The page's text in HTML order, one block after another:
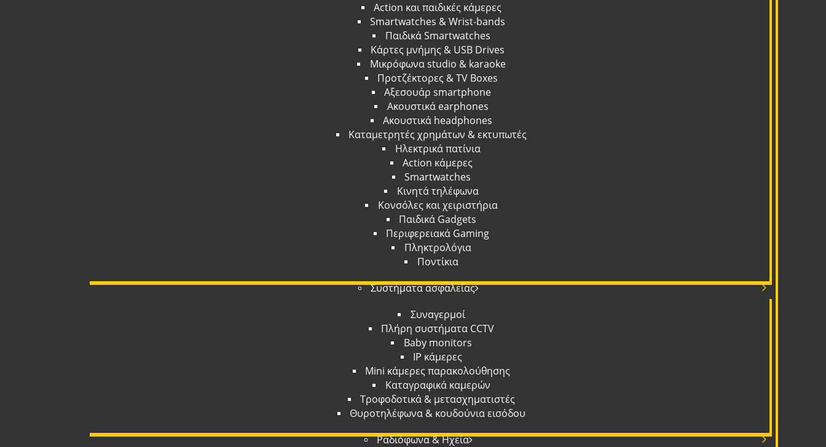
Action και παιδικές κάμερες
Smartwatches & Wrist-bands
Παιδικά Smartwatches
Κάρτες μνήμης & USB Drives
Μικρόφωνα studio & karaoke
Προτζέκτορες & TV Boxes
Αξεσουάρ smartphone
Ακουστικά earphones
Ακουστικά headphones
Καταμετρητές χρημάτων & εκτυπωτές
Ηλεκτρικά πατίνια
Action κάμερες
Smartwatches
Κινητά τηλέφωνα
Κονσόλες και χειριστήρια
Παιδικά Gadgets
Περιφερειακά Gaming
Πληκτρολόγια
Ποντίκια
Συστήματα ασφαλείας
Συναγερμοί
Πλήρη συστήματα CCTV
Baby monitors
IP κάμερες
Mini κάμερες παρακολούθησης
Καταγραφικά καμερών
Τροφοδοτικά & μετασχηματιστές
Θυροτηλέφωνα & κουδούνια εισόδου
Ραδιόφωνα & Ηχεία